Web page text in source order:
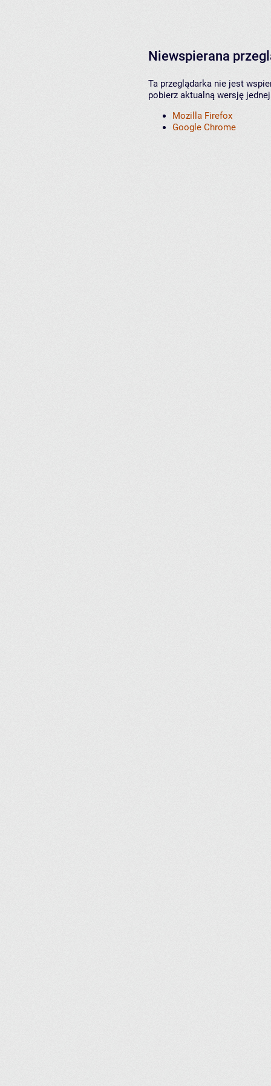
Niewspierana
Ta przeglądarka nie jest
pobierz aktualną wersję
Mozilla Firefox
Google Chrome